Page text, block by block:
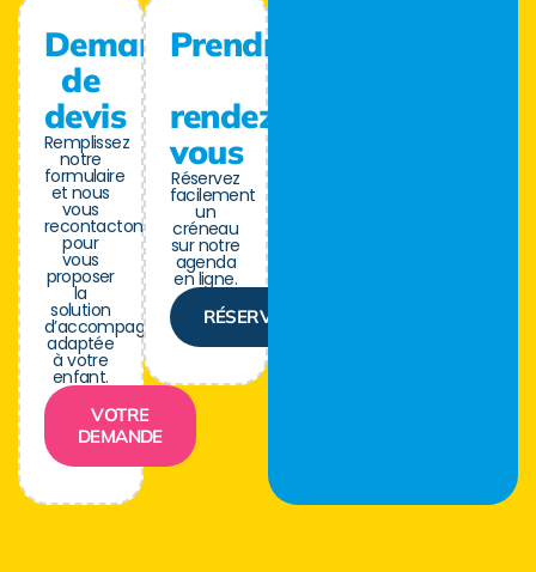
Demande
de
devis
Remplissez
notre
formulaire
et nous
vous
recontactons
pour
vous
proposer
la
solution
d’accompagnement
adaptée
à votre
enfant.
VOTRE
DEMANDE
Prendre
rendez-
vous
Réservez
facilement
un
créneau
sur notre
agenda
en ligne.
RÉSERVER